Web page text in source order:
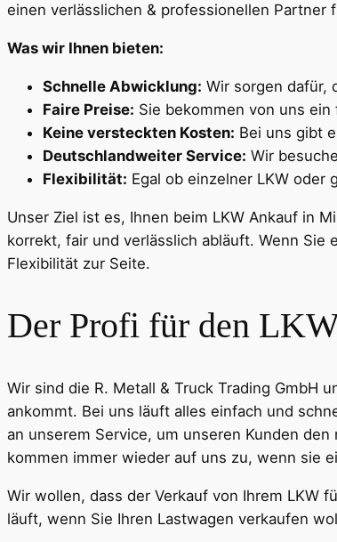
einen verlässlichen & professionellen Partner
Was wir Ihnen bieten:
Schnelle Abwicklung: Wir sorgen dafür,
Faire Preise: Sie bekommen von uns ein
Keine versteckten Kosten: Bei uns gibt
Deutschlandweiter Service: Wir
Flexibilität: Egal ob einzelner LKW oder
Unser Ziel ist es, Ihnen beim LKW Ankauf in
korrekt, fair und verlässlich abläuft. Wenn
Flexibilität zur Seite.
Der Profi für den
Wir sind die R. Metall & Truck Trading GmbH
ankommt. Bei uns läuft alles einfach und
an unserem Service, um unseren Kunden
kommen immer wieder auf uns zu, wenn sie
Wir wollen, dass der Verkauf von Ihrem LKW
läuft, wenn Sie Ihren Lastwagen verkaufen